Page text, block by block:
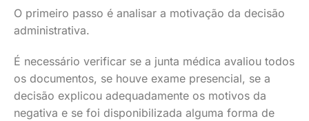
O primeiro passo é analisar a motivação da decisão
administrativa.
É necessário verificar se a junta médica avaliou todos
os documentos, se houve exame presencial, se a
decisão explicou adequadamente os motivos da
negativa e se foi disponibilizada alguma forma de